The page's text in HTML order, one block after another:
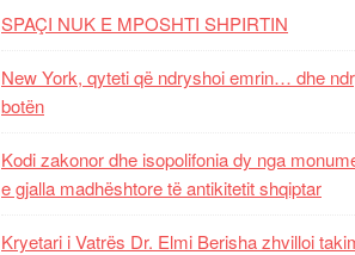
SPAÇI NUK E MPOSHTI SHPIRTIN
New York, qyteti që ndryshoi emrin… dhe
botën
Kodi zakonor dhe isopolifonia dy nga
e gjalla madhështore të antikitetit shqiptar
Kryetari i Vatrës Dr. Elmi Berisha zhvilloi